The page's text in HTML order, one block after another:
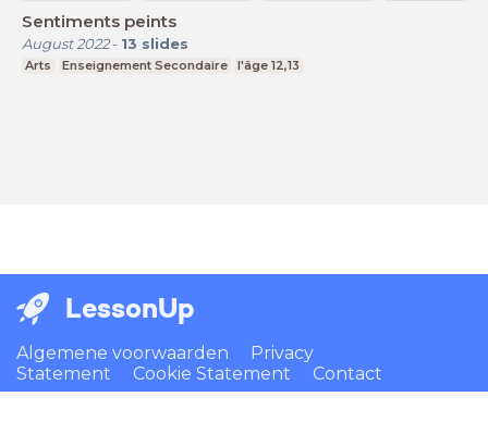
Sentiments peints
August 2022- 13 slides
Arts Enseignement Secondaire l'âge 12,13
LessonUp
Algemene voorwaarden
Privacy
Statement
Cookie Statement Contact